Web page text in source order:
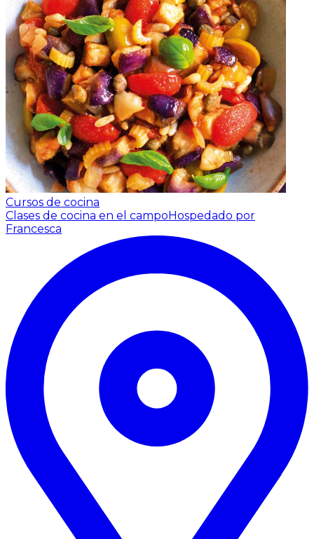
Cursos de cocina
Clases de cocina en el campoHospedado por
Francesca